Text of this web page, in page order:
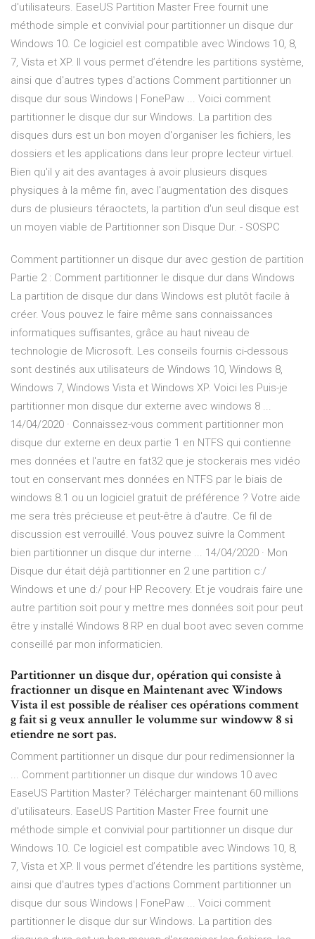
d'utilisateurs. EaseUS Partition Master Free fournit une
méthode simple et convivial pour partitionner un disque dur
Windows 10. Ce logiciel est compatible avec Windows 10, 8,
7, Vista et XP. Il vous permet d’étendre les partitions système,
ainsi que d'autres types d'actions Comment partitionner un
disque dur sous Windows | FonePaw ... Voici comment
partitionner le disque dur sur Windows. La partition des
disques durs est un bon moyen d'organiser les fichiers, les
dossiers et les applications dans leur propre lecteur virtuel.
Bien qu'il y ait des avantages à avoir plusieurs disques
physiques à la même fin, avec l'augmentation des disques
durs de plusieurs téraoctets, la partition d'un seul disque est
un moyen viable de Partitionner son Disque Dur. - SOSPC
Comment partitionner un disque dur avec gestion de partition
Partie 2 : Comment partitionner le disque dur dans Windows
La partition de disque dur dans Windows est plutôt facile à
créer. Vous pouvez le faire même sans connaissances
informatiques suffisantes, grâce au haut niveau de
technologie de Microsoft. Les conseils fournis ci-dessous
sont destinés aux utilisateurs de Windows 10, Windows 8,
Windows 7, Windows Vista et Windows XP. Voici les Puis-je
partitionner mon disque dur externe avec windows 8 ...
14/04/2020 · Connaissez-vous comment partitionner mon
disque dur externe en deux partie 1 en NTFS qui contienne
mes données et l'autre en fat32 que je stockerais mes vidéo
tout en conservant mes données en NTFS par le biais de
windows 8.1 ou un logiciel gratuit de préférence ? Votre aide
me sera très précieuse et peut-être à d'autre. Ce fil de
discussion est verrouillé. Vous pouvez suivre la Comment
bien partitionner un disque dur interne ... 14/04/2020 · Mon
Disque dur était déjà partitionner en 2 une partition c:/
Windows et une d:/ pour HP Recovery. Et je voudrais faire une
autre partition soit pour y mettre mes données soit pour peut
être y installé Windows 8 RP en dual boot avec seven comme
conseillé par mon informaticien.
Partitionner un disque dur, opération qui consiste à
fractionner un disque en Maintenant avec Windows
Vista il est possible de réaliser ces opérations comment
g fait si g veux annuller le volumme sur windoww 8 si
etiendre ne sort pas.
Comment partitionner un disque dur pour redimensionner la
... Comment partitionner un disque dur windows 10 avec
EaseUS Partition Master? Télécharger maintenant 60 millions
d'utilisateurs. EaseUS Partition Master Free fournit une
méthode simple et convivial pour partitionner un disque dur
Windows 10. Ce logiciel est compatible avec Windows 10, 8,
7, Vista et XP. Il vous permet d’étendre les partitions système,
ainsi que d'autres types d'actions Comment partitionner un
disque dur sous Windows | FonePaw ... Voici comment
partitionner le disque dur sur Windows. La partition des